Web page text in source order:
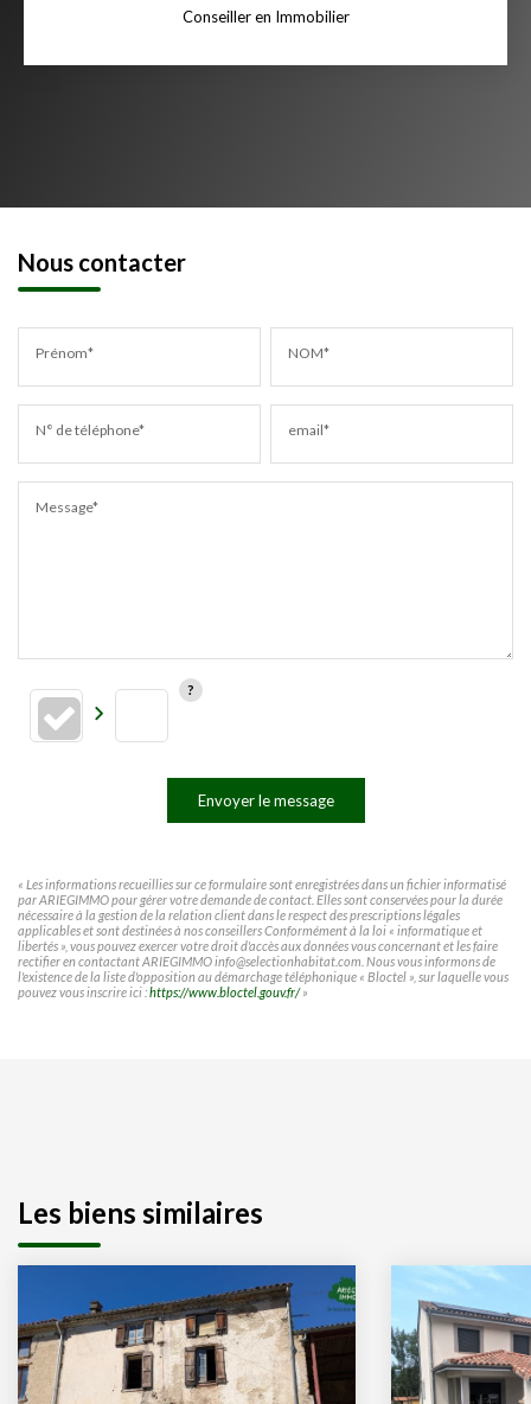
Conseiller en Immobilier
Nous contacter
Prénom* NOM*
N° de téléphone* email*
Message*
Envoyer le message
« Les informations recueillies sur ce formulaire sont enregistrées dans un fichier informatisé
par ARIEGIMMO pour gérer votre demande de contact. Elles sont conservées pour la durée
nécessaire à la gestion de la relation client dans le respect des prescriptions légales
applicables et sont destinées à nos conseillers Conformément à la loi « informatique et
libertés », vous pouvez exercer votre droit d'accès aux données vous concernant et les faire
rectifier en contactant ARIEGIMMO info@selectionhabitat.com. Nous vous informons de
l'existence de la liste d'opposition au démarchage téléphonique « Bloctel », sur laquelle vous
pouvez vous inscrire ici :https://www.bloctel.gouv.fr/»
Les biens similaires